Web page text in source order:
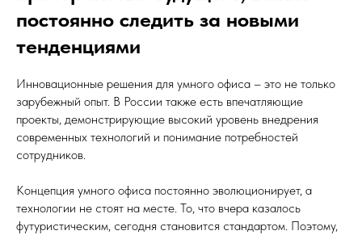
постоянно следить за новыми
тенденциями
Инновационные решения для умного офиса – это не только
зарубежный опыт. В России также есть впечатляющие
проекты, демонстрирующие высокий уровень внедрения
современных технологий и понимание потребностей
сотрудников.
Концепция умного офиса постоянно эволюционирует, а
технологии не стоят на месте. То, что вчера казалось
футуристическим, сегодня становится стандартом. Поэтому,